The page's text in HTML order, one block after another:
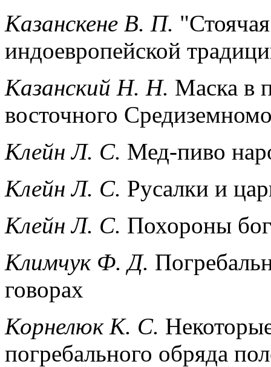
Казанскене В. П.
индоевропейской
Казанский H. H. Маска в
восточного
Клейн Л. С. Мед-пиво
Клейн Л. С. Русалки и
Клейн Л. С. Похороны
Климчук Ф. Д.
говорах
Корнелюк К. С.
погребального обряда